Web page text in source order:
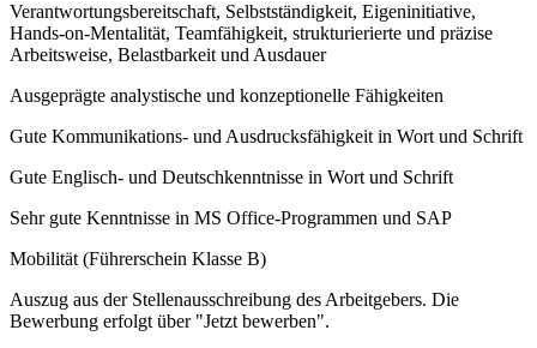
Verantwortungsbereitschaft, Selbstständigkeit, Eigeninitiative,
Hands-on-Mentalität, Teamfähigkeit, strukturierierte und präzise
Arbeitsweise, Belastbarkeit und Ausdauer
Ausgeprägte analystische und konzeptionelle Fähigkeiten
Gute Kommunikations- und Ausdrucksfähigkeit in Wort und Schrift
Gute Englisch- und Deutschkenntnisse in Wort und Schrift
Sehr gute Kenntnisse in MS Office-Programmen und SAP
Mobilität (Führerschein Klasse B)
Auszug aus der Stellenausschreibung des Arbeitgebers. Die
Bewerbung erfolgt über "Jetzt bewerben".